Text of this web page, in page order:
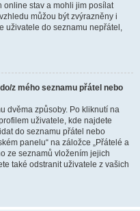
online stav a mohli jim posílat
můžou být zvýrazněny i
uživatele do seznamu nepřátel,
z mého seznamu přátel nebo
dvěma způsoby. Po kliknutí na
uživatele, kde najdete
do seznamu přátel nebo
panelu“ na záložce „Přátelé a
ze seznamů vložením jejich
také odstranit uživatele z vašich